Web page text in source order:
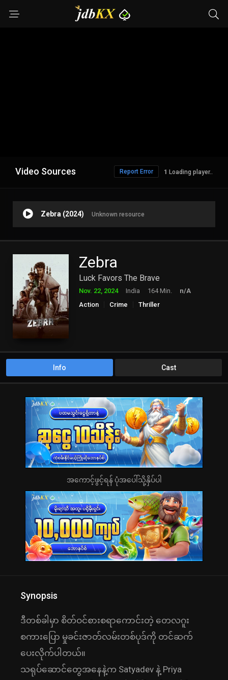
Video Sources Loading player..
Report Error
Zebra (2024) Unknown resource
Zebra
Luck Favors The Brave
Nov. 22, 2024 India 164 Min.
n/A
Action
Crime Thriller
Info Cast
အကောင့်ဖွင့်ရန် ပုံအပေါ်သို့နှိပ်ပါ
Synopsis
ဒီတစ်ခါမှာ စိတ်ဝင်စားစရာကောင်းတဲ့ တေလဂူး
စကားပြော မှုခင်းဇာတ်လမ်းတစ်ပုဒ်ကို တင်ဆက်
ပေးလိုက်ပါတယ်။
သရုပ်ဆောင်တွေအနေနဲ့က Satyadev နဲ့ Priya